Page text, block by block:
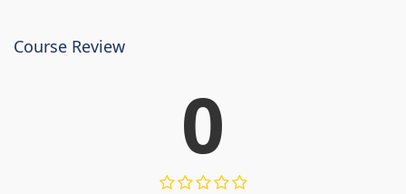
Course Review
0